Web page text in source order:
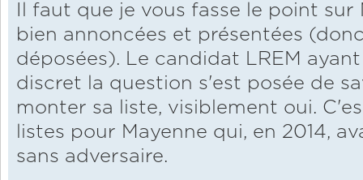
Il faut que je vous fasse le point
bien annoncées et présentées
déposées). Le candidat LREM
discret la question s'est posée de
monter sa liste, visiblement oui.
listes pour Mayenne qui, en 2014,
sans adversaire.